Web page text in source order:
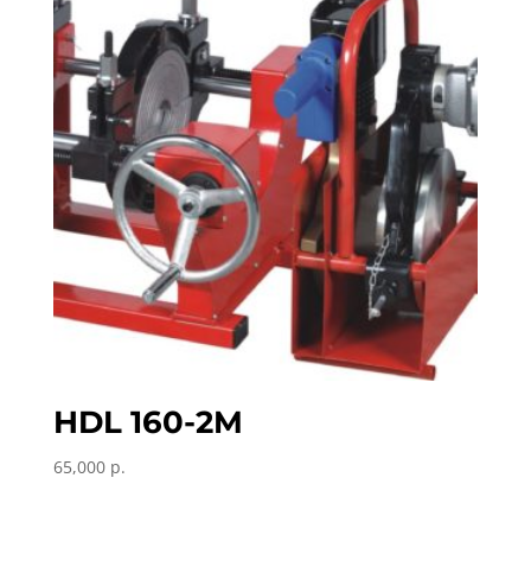
HDL 160-2M
65,000 р.